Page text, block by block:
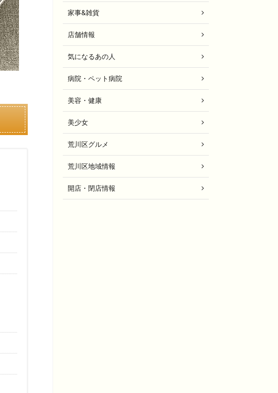
家事&雑貨
店舗情報
気になるあの人
病院・ペット病院
美容・健康
美少女
荒川区グルメ
荒川区地域情報
開店・閉店情報